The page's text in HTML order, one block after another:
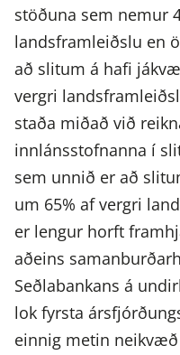
stöðuna sem nemur
landsframleiðslu en
að slitum á hafi
vergri
staða miðað við
innlánsstofnanna í
sem unnið er að
um 65% af vergri
er lengur horft
aðeins
Seðlabankans á
lok fyrsta
einnig metin neikvæð